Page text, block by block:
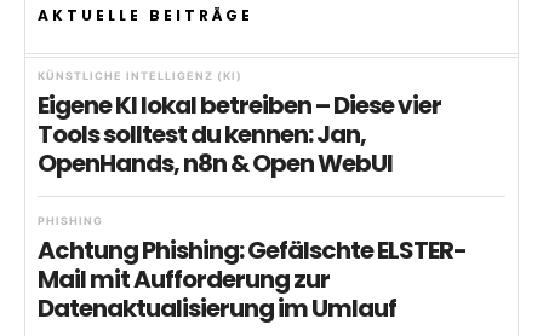
AKTUELLE BEITRÄGE
KÜNSTLICHE INTELLIGENZ (KI)
Eigene KI lokal betreiben – Diese vier
Tools solltest du kennen: Jan,
OpenHands, n8n & Open WebUI
PHISHING
Achtung Phishing: Gefälschte ELSTER-
Mail mit Aufforderung zur
Datenaktualisierung im Umlauf